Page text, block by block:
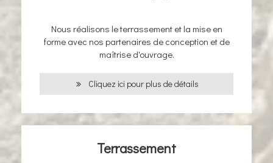
Nous réalisons le terrassement et la mise en
forme avec nos partenaires de conception et de
maîtrise d'ouvrage.
Cliquez ici pour plus de détails
Terrassement